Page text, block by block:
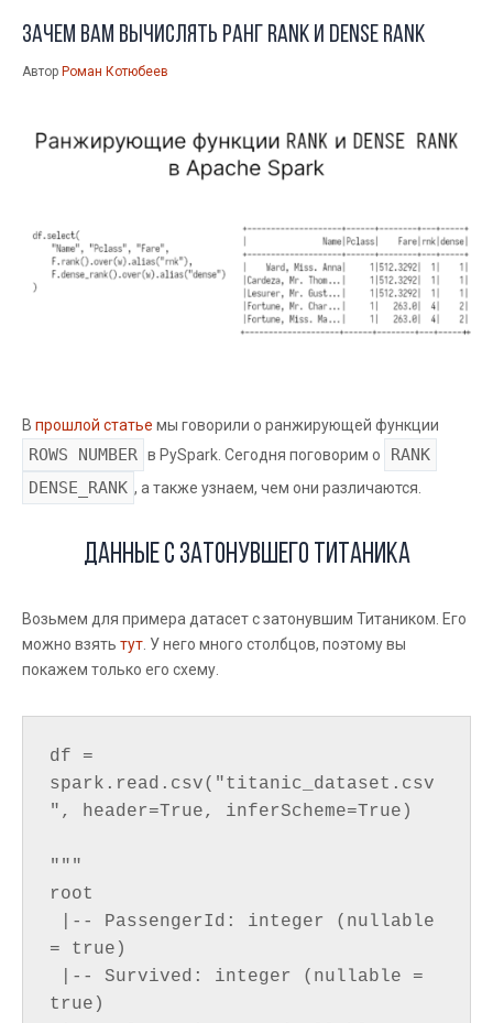
Зачем вам вычислять ранг RANK и DENSE RANK
Автор Роман Котюбеев
В прошлой статье мы говорили о ранжирующей функции
ROWS NUMBER в PySpark. Сегодня поговорим о
RANK
DENSE_RANK , а также узнаем, чем они различаются.
Данные с затонувшего Титаника
Возьмем для примера датасет с затонувшим Титаником. Его
можно взять тут. У него много столбцов, поэтому вы
покажем только его схему.
df =
spark.read.csv("titanic_dataset.csv
", header=True, inferScheme=True)
"""
root
= true)
true)